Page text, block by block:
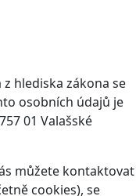
hlediska zákona se
osobních údajů je
01 Valašské
můžete kontaktovat
cookies), se